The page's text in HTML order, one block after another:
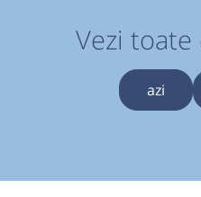
Vezi toate
azi